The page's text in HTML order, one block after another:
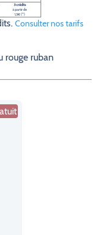
3 crédits
à partir de
1,5€ (*)
Consulter nos tarifs
rouge ruban